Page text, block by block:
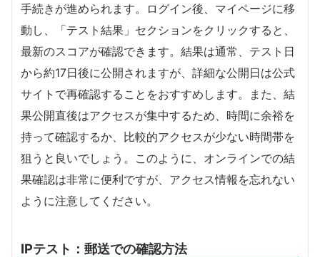
手続きが進められます。ログイン後、マイページに移
動し、「テスト結果」セクションをクリックすると、
最新のスコアが確認できます。結果は通常、テスト日
から約17日後に公開されますが、詳細な公開日は公式
サイトで再確認することをおすすめします。また、結
果公開直後はアクセスが集中するため、時間に余裕を
持って確認するか、比較的アクセスが少ない時間帯を
狙うと良いでしょう。このように、オンラインでの結
果確認は非常に便利ですが、アクセス情報を忘れない
ように注意してください。
IPテスト：郵送での確認方法